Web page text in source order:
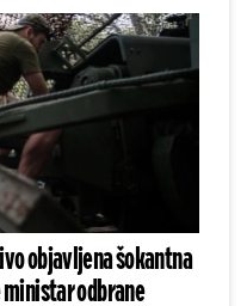
objavljena šokantna
odbrane